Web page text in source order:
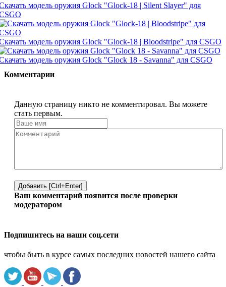
модель оружия Glock "Glock-18 | Silent Slayer" для
модель оружия Glock "Glock-18 | Bloodstripe" для CSGO
модель оружия Glock "Glock 18 - Savanna" для CSGO
Комментарии
Данную страницу никто не комментировал. Вы можете
стать первым.
Добавить [Ctrl+Enter]
Ваш комментарий появится после проверки
модератором
Подпишитесь на наши соц.сети
чтобы быть в курсе самых последних новостей нашего сайта